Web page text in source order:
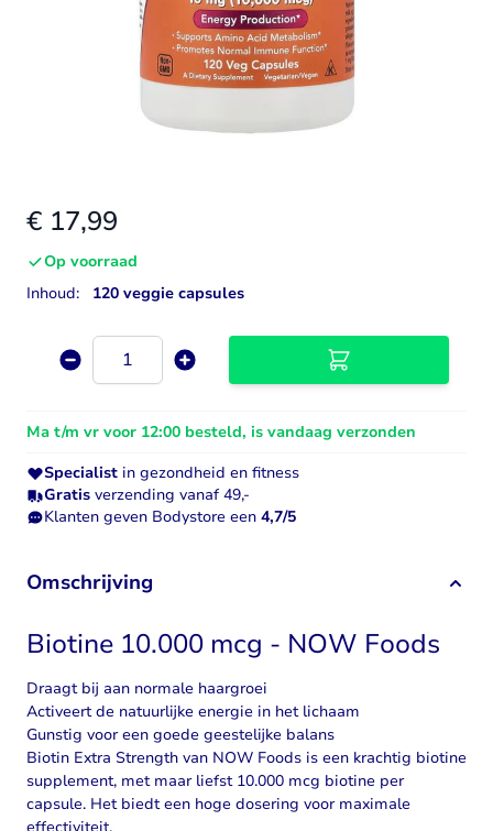
€ 17,99
Op voorraad
Inhoud:
120 veggie capsules
Aantal
Ma t/m vr voor 12:00 besteld, is vandaag verzonden
Specialist in gezondheid en fitness
Gratis verzending vanaf 49,-
Klanten geven Bodystore een 4,7/5
Omschrijving
Biotine 10.000 mcg - NOW Foods
Draagt bij aan normale haargroei
Activeert de natuurlijke energie in het lichaam
Gunstig voor een goede geestelijke balans
Biotin Extra Strength van NOW Foods is een krachtig biotine
supplement, met maar liefst 10.000 mcg biotine per
capsule. Het biedt een hoge dosering voor maximale